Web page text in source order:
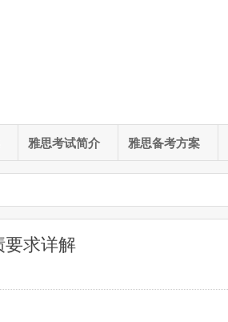
雅思考试简介 雅思备考方案
要求详解